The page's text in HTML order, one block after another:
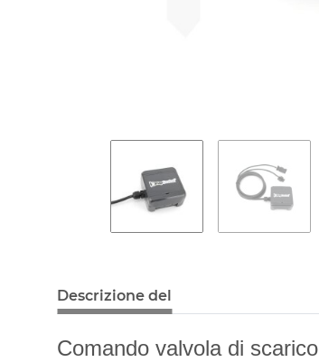
Descrizione del
Comando valvola di